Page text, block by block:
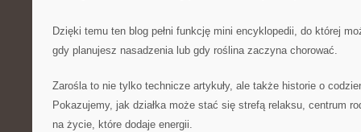
Dzięki temu ten blog pełni funkcję mini encyklopedii, do której
gdy planujesz nasadzenia lub gdy roślina zaczyna chorować.
Zarośla to nie tylko technicze artykuły, ale także historie o
Pokazujemy, jak działka może stać się strefą relaksu, centrum
na życie, które dodaje energii.